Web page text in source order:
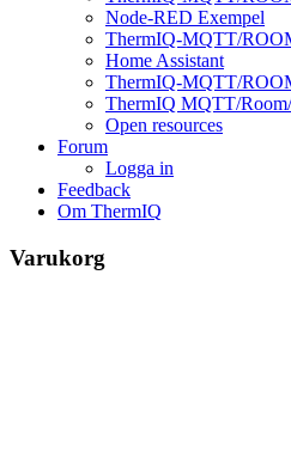
Node-RED Exempel
ThermIQ-MQTT/
Home Assistant
ThermIQ-MQTT/
ThermIQ MQTT/
Open resources
Forum
Logga in
Feedback
Om ThermIQ
Varukorg